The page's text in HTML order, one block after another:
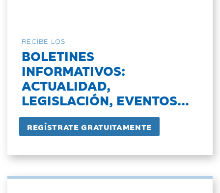
RECIBE LOS
BOLETINES
INFORMATIVOS:
ACTUALIDAD,
LEGISLACIÓN, EVENTOS...